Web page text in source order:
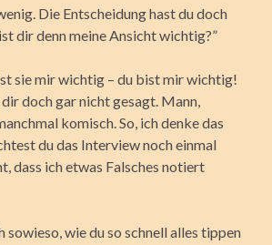
Die Entscheidung hast du doch
dir denn meine Ansicht wichtig?”
sie mir wichtig – du bist mir wichtig!
doch gar nicht gesagt. Mann,
komisch. So, ich denke das
du das Interview noch einmal
dass ich etwas Falsches notiert
sowieso, wie du so schnell alles tippen